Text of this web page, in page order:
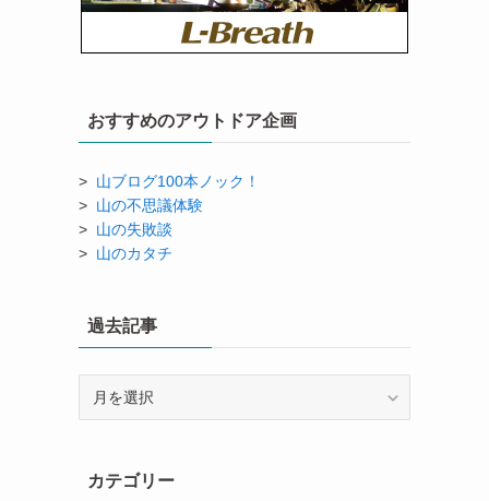
おすすめのアウトドア企画
> 山ブログ100本ノック！
> 山の不思議体験
> 山の失敗談
> 山のカタチ
過去記事
カテゴリー